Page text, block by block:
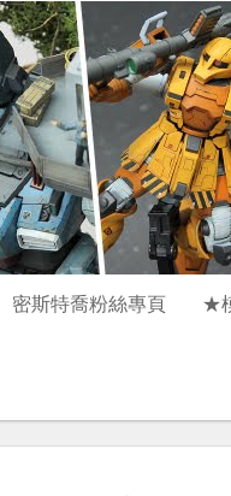
密斯特喬粉絲專頁 ★